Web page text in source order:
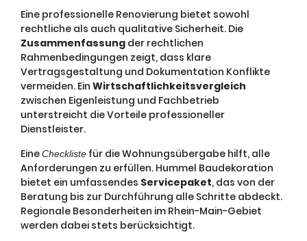
Eine professionelle Renovierung bietet sowohl
rechtliche als auch qualitative Sicherheit. Die
Zusammenfassung der rechtlichen
Rahmenbedingungen zeigt, dass klare
Vertragsgestaltung und Dokumentation Konflikte
vermeiden. Ein Wirtschaftlichkeitsvergleich
zwischen Eigenleistung und Fachbetrieb
unterstreicht die Vorteile professioneller
Dienstleister.
EineCheckliste für die Wohnungsübergabe hilft, alle
Anforderungen zu erfüllen. Hummel Baudekoration
bietet ein umfassendes Servicepaket, das von der
Beratung bis zur Durchführung alle Schritte abdeckt.
Regionale Besonderheiten im Rhein-Main-Gebiet
werden dabei stets berücksichtigt.